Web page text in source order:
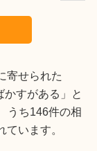
寄せられた
すがある」と
うち146件の相
います。